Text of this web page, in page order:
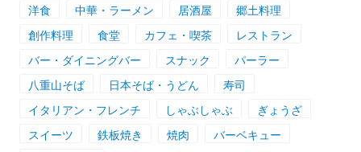
洋食
中華・ラーメン 居酒屋
郷土料理
創作料理
食堂 カフェ・喫茶
レストラン
バー・ダイニングバー
スナック
パーラー
八重山そば
日本そば・うどん
寿司
イタリアン・フレンチ
しゃぶしゃぶ
ぎょうざ
スイーツ
鉄板焼き 焼肉 バーベキュー